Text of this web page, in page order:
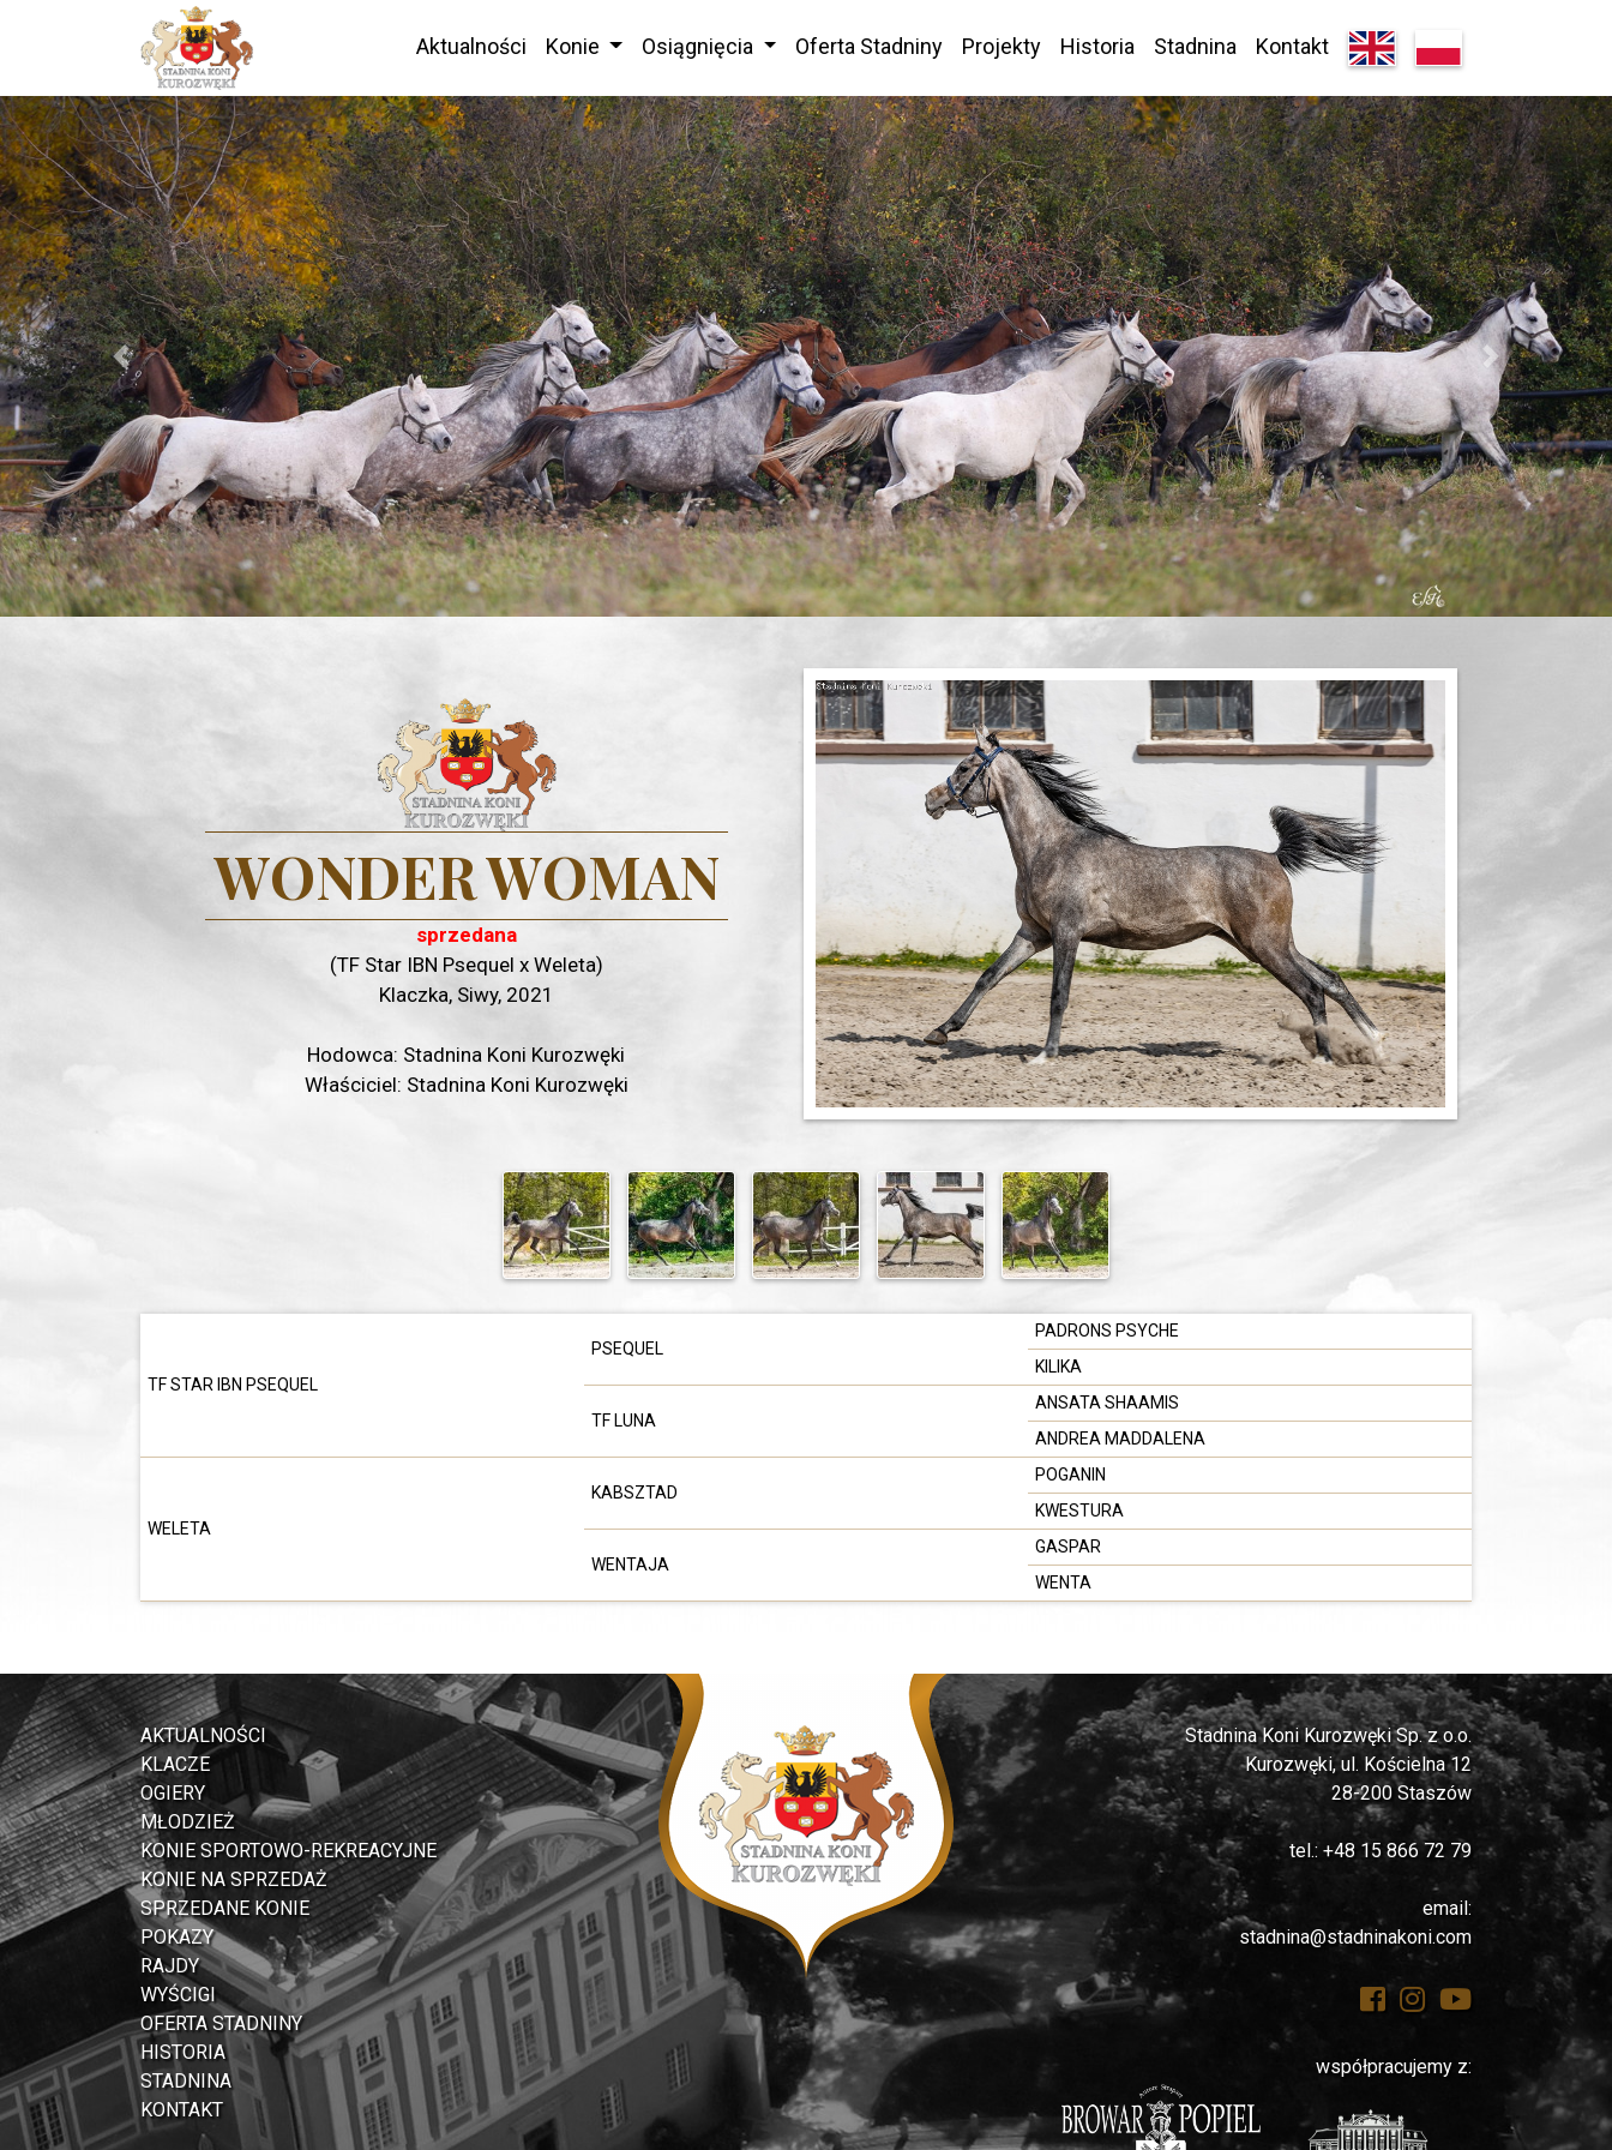
Aktualności Konie Osiągnięcia Oferta Stadniny Projekty Historia Stadnina Kontakt
Previous Next
WONDER WOMAN
sprzedana
(TF Star IBN Psequel x Weleta)
Klaczka, Siwy, 2021
Hodowca: Stadnina Koni Kurozwęki
Właściciel: Stadnina Koni Kurozwęki
TF STAR IBN PSEQUEL
PSEQUEL
PADRONS PSYCHE
KILIKA
TF LUNA
ANSATA SHAAMIS
ANDREA MADDALENA
WELETA
KABSZTAD
POGANIN
KWESTURA
WENTAJA
GASPAR
WENTA
AKTUALNOŚCI
KLACZE
OGIERY
MŁODZIEŻ
KONIE SPORTOWO-REKREACYJNE
KONIE NA SPRZEDAŻ
SPRZEDANE KONIE
POKAZY
RAJDY
WYŚCIGI
OFERTA STADNINY
HISTORIA
STADNINA
KONTAKT
Stadnina Koni Kurozwęki Sp. z o.o.
Kurozwęki, ul. Kościelna 12
28-200 Staszów
tel.: +48 15 866 72 79
email:
stadnina@stadninakoni.com
współpracujemy z: